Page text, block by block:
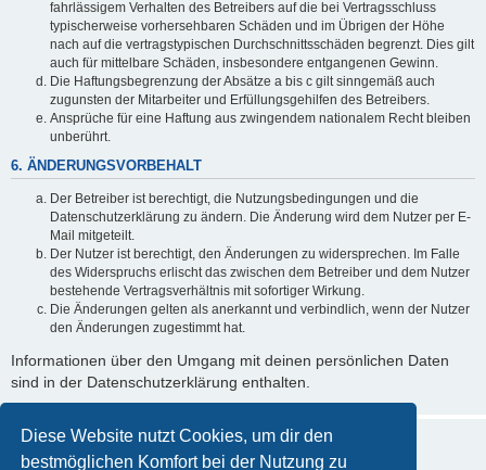
Diese Website nutzt Cookies, um dir den
bestmöglichen Komfort bei der Nutzung zu
fahrlässigem Verhalten des Betreibers auf die bei Vertragsschluss
typischerweise vorhersehbaren Schäden und im Übrigen der Höhe
nach auf die vertragstypischen Durchschnittsschäden begrenzt. Dies gilt
auch für mittelbare Schäden, insbesondere entgangenen Gewinn.
Die Haftungsbegrenzung der Absätze a bis c gilt sinngemäß auch
zugunsten der Mitarbeiter und Erfüllungsgehilfen des Betreibers.
Ansprüche für eine Haftung aus zwingendem nationalem Recht bleiben
unberührt.
6. ÄNDERUNGSVORBEHALT
Der Betreiber ist berechtigt, die Nutzungsbedingungen und die
Datenschutzerklärung zu ändern. Die Änderung wird dem Nutzer per E-
Mail mitgeteilt.
Der Nutzer ist berechtigt, den Änderungen zu widersprechen. Im Falle
des Widerspruchs erlischt das zwischen dem Betreiber und dem Nutzer
bestehende Vertragsverhältnis mit sofortiger Wirkung.
Die Änderungen gelten als anerkannt und verbindlich, wenn der Nutzer
den Änderungen zugestimmt hat.
Informationen über den Umgang mit deinen persönlichen Daten
sind in der Datenschutzerklärung enthalten.